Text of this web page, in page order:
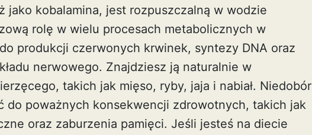
jako kobalamina, jest rozpuszczalną w wodzie
rolę w wielu procesach metabolicznych w
produkcji czerwonych krwinek, syntezy DNA oraz
nerwowego. Znajdziesz ją naturalnie w
takich jak mięso, ryby, jaja i nabiał. Niedobór
do poważnych konsekwencji zdrowotnych, takich jak
oraz zaburzenia pamięci. Jeśli jesteś na diecie